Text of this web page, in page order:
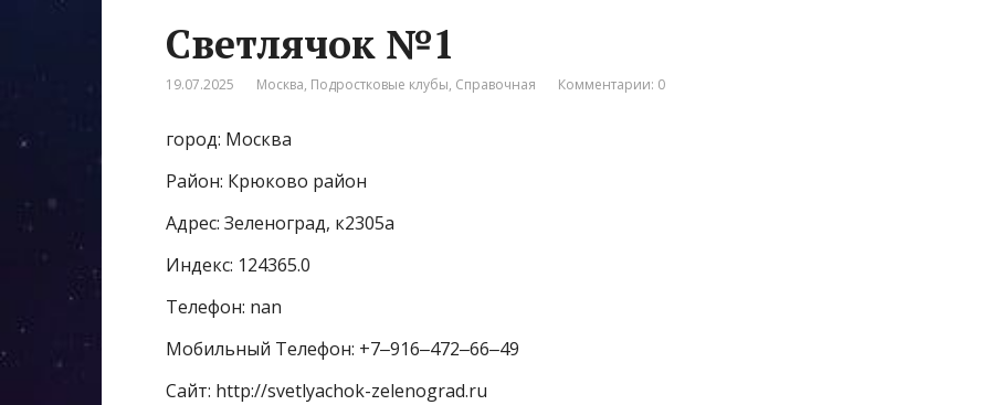
Светлячок №1
19.07.2025 Москва, Подростковые клубы, Справочная Комментарии: 0
город: Москва
Район: Крюково район
Адрес: Зеленоград, к2305а
Индекс: 124365.0
Телефон: nan
Мобильный Телефон: +7‒916‒472‒66‒49
Сайт: http://svetlyachok-zelenograd.ru